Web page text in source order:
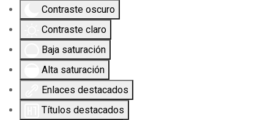
Contraste oscuro
Contraste claro
Baja saturación
Alta saturación
Enlaces destacados
Títulos destacados